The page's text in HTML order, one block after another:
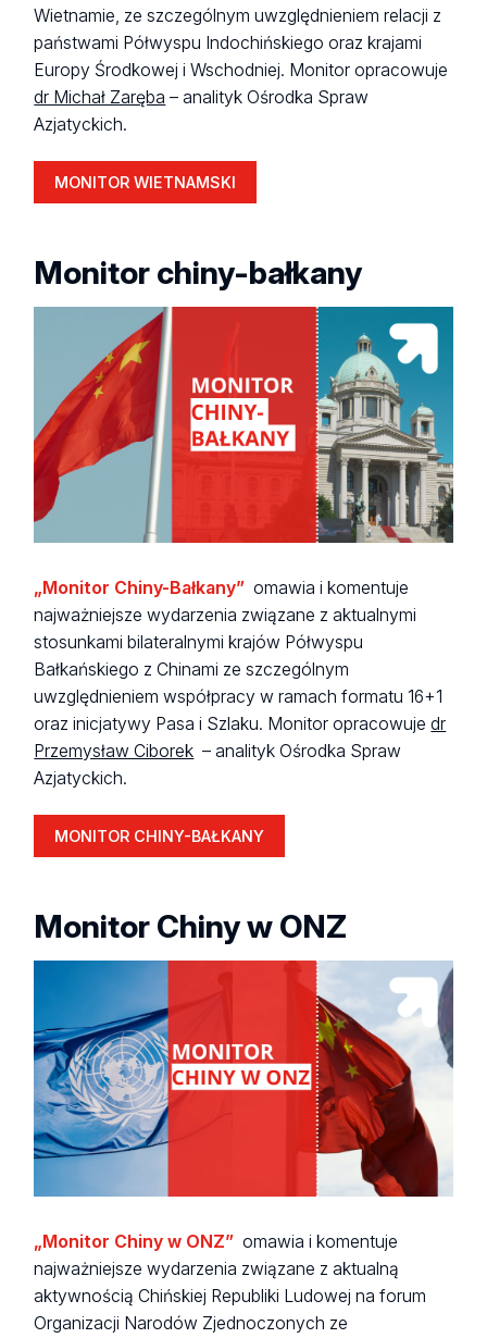
Wietnamie, ze szczególnym uwzględnieniem relacji z
państwami Półwyspu Indochińskiego oraz krajami
Europy Środkowej i Wschodniej. Monitor opracowuje
dr Michał Zaręba – analityk Ośrodka Spraw
Azjatyckich.
MONITOR WIETNAMSKI
Monitor chiny-bałkany
„Monitor Chiny-Bałkany” omawia i komentuje
najważniejsze wydarzenia związane z aktualnymi
stosunkami bilateralnymi krajów Półwyspu
Bałkańskiego z Chinami ze szczególnym
uwzględnieniem współpracy w ramach formatu 16+1
oraz inicjatywy Pasa i Szlaku. Monitor opracowujedr
Przemysław Ciborek – analityk Ośrodka Spraw
Azjatyckich.
MONITOR CHINY-BAŁKANY
Monitor Chiny w ONZ
„Monitor Chiny w ONZ” omawia i komentuje
najważniejsze wydarzenia związane z aktualną
aktywnością Chińskiej Republiki Ludowej na forum
Organizacji Narodów Zjednoczonych ze